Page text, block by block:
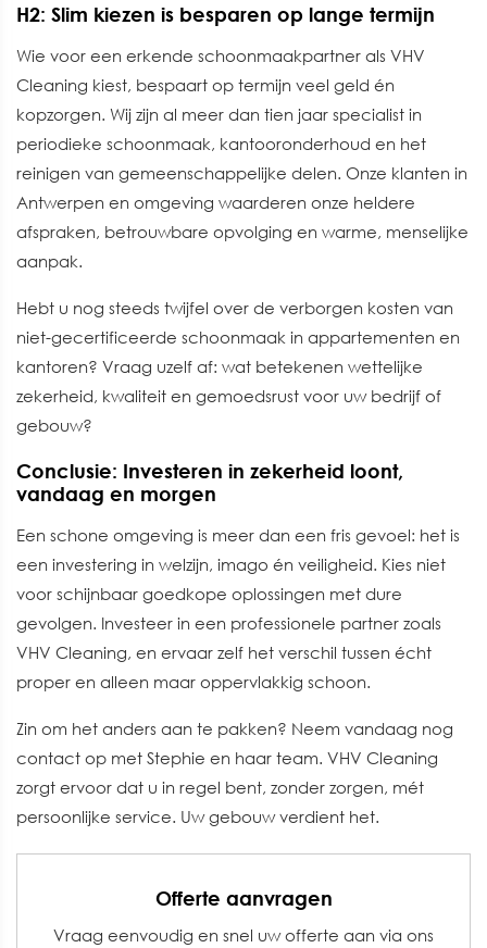
H2: Slim kiezen is besparen op lange termijn
Wie voor een erkende schoonmaakpartner als VHV
Cleaning kiest, bespaart op termijn veel geld én
kopzorgen. Wij zijn al meer dan tien jaar specialist in
periodieke schoonmaak, kantooronderhoud en het
reinigen van gemeenschappelijke delen. Onze klanten in
Antwerpen en omgeving waarderen onze heldere
afspraken, betrouwbare opvolging en warme, menselijke
aanpak.
Hebt u nog steeds twijfel over de verborgen kosten van
niet-gecertificeerde schoonmaak in appartementen en
kantoren? Vraag uzelf af: wat betekenen wettelijke
zekerheid, kwaliteit en gemoedsrust voor uw bedrijf of
gebouw?
Conclusie: Investeren in zekerheid loont,
vandaag en morgen
Een schone omgeving is meer dan een fris gevoel: het is
een investering in welzijn, imago én veiligheid. Kies niet
voor schijnbaar goedkope oplossingen met dure
gevolgen. Investeer in een professionele partner zoals
VHV Cleaning, en ervaar zelf het verschil tussen écht
proper en alleen maar oppervlakkig schoon.
Zin om het anders aan te pakken? Neem vandaag nog
contact op met Stephie en haar team. VHV Cleaning
zorgt ervoor dat u in regel bent, zonder zorgen, mét
persoonlijke service. Uw gebouw verdient het.
Offerte aanvragen
Vraag eenvoudig en snel uw offerte aan via ons